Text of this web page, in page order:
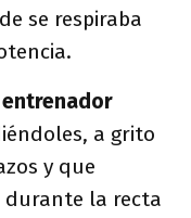
se respiraba
entrenador
a grito
y que
durante la recta